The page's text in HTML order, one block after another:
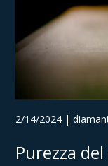
2/14/2024 |
Purezza